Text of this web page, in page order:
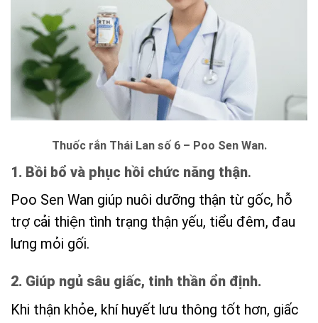
Thuốc rắn Thái Lan số 6 – Poo Sen Wan.
1. Bồi bổ và phục hồi chức năng thận.
Poo Sen Wan giúp nuôi dưỡng thận từ gốc, hỗ
trợ cải thiện tình trạng thận yếu, tiểu đêm, đau
lưng mỏi gối.
2. Giúp ngủ sâu giấc, tinh thần ổn định.
Khi thận khỏe, khí huyết lưu thông tốt hơn, giấc